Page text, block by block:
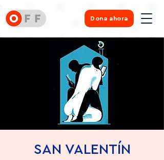
Dona ahora
SAN VALENTÍN